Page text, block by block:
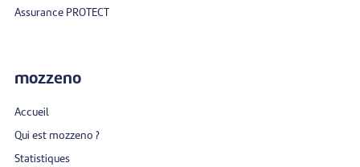
Assurance PROTECT
mozzeno
Accueil
Qui est mozzeno ?
Statistiques